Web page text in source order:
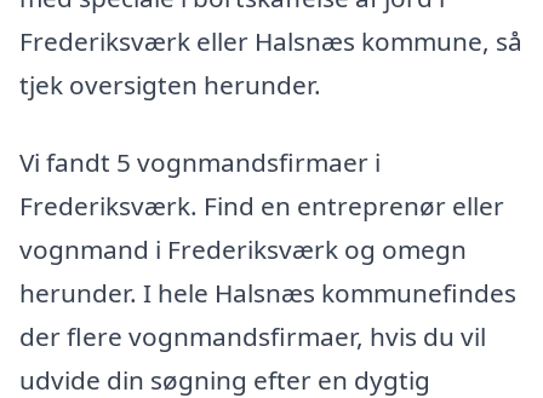
Frederiksværk eller Halsnæs kommune, så
tjek oversigten herunder.
Vi fandt 5 vognmandsfirmaer i
Frederiksværk. Find en entreprenør eller
vognmand i Frederiksværk og omegn
herunder. I hele Halsnæs kommunefindes
der flere vognmandsfirmaer, hvis du vil
udvide din søgning efter en dygtig